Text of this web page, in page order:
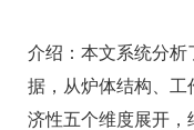
介绍： 本文系统分析
据，从炉体结构、工
济性五个维度展开